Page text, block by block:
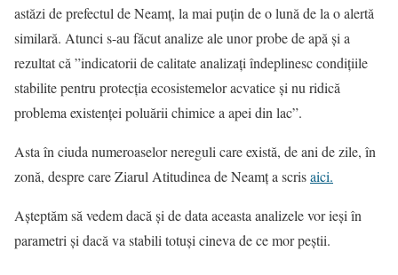
astăzi de prefectul de Neamț, la mai puțin de o lună de la o alertă
similară. Atunci s-au făcut analize ale unor probe de apă și a
rezultat că ”indicatorii de calitate analizați îndeplinesc condițiile
stabilite pentru protecția ecosistemelor acvatice și nu ridică
problema existenței poluării chimice a apei din lac”.
Asta în ciuda numeroaselor nereguli care există, de ani de zile, în
zonă, despre care Ziarul Atitudinea de Neamț a scrisaici.
Așteptăm să vedem dacă și de data aceasta analizele vor ieși în
parametri și dacă va stabili totuși cineva de ce mor peștii.